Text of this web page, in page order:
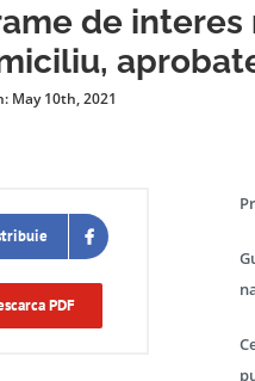
de
May 10th, 2021
PDF